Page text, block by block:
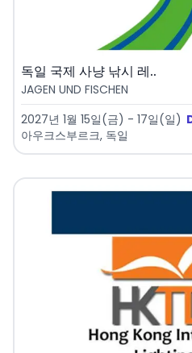
독일 국제 사냥 낚시 레..
JAGEN UND FISCHEN
2027년 1월 15일(금) - 17일(일)
아우크스부르크, 독일